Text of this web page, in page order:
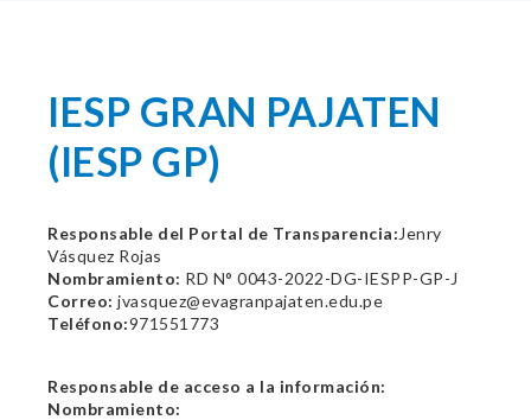
IESP GRAN PAJATEN
(IESP GP)
Responsable del Portal de Transparencia: Jenry
Vásquez Rojas
Nombramiento: RD N° 0043-2022-DG-IESPP-GP-J
Correo: jvasquez@evagranpajaten.edu.pe
Teléfono:971551773
Responsable de acceso a la información:
Nombramiento: